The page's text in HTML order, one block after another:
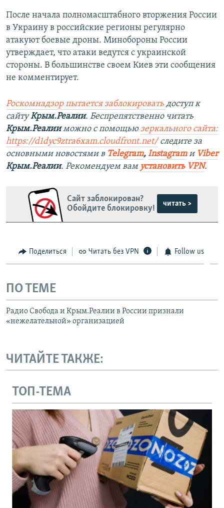
После начала полномасштабного вторжения России
в Украину в российские регионы регулярно
атакуют боевые дроны. Минобороны России
утверждает, что атаки ведутся с украинской
стороны. В большинстве своем Киев эти сообщения
не комментирует.
Роскомнадзор пытается заблокировать доступ к
сайтуКрым.Реалии. Беспрепятственно читать
Крым.Реалииможно с помощью зеркального сайта:
https://d1dyc9ztra6xam.cloudfront.net/следите за
основными новостями в Telegram, Instagramи Viber
Крым.Реалии. Рекомендуем вам установить VPN.
Сайт заблокирован?
Обойдите блокировку!
читать >
Поделиться Читать без VPN Follow us
ПО ТЕМЕ
Радио Свобода и Крым.Реалии в России признали
«нежелательной» организацией
ЧИТАЙТЕ ТАКЖЕ:
ТОП-ТЕМА